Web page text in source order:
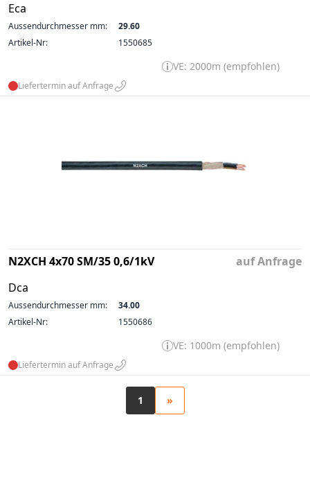
Eca
Aussendurchmesser mm:
29.60
Artikel-Nr:
1550685
VE: 2000m (empfohlen)
Liefertermin auf Anfrage
N2XCH 4x70 SM/35 0,6/1kV
Dca
auf Anfrage
Aussendurchmesser mm:
34.00
Artikel-Nr:
1550686
VE: 1000m (empfohlen)
Liefertermin auf Anfrage
1 »